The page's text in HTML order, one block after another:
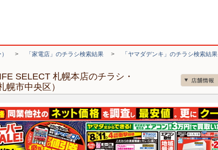
> 「家電店」のチラシ検索結果 > 「ヤマダデンキ」のチラシ検索結果
SELECT 札幌本店のチラシ・
幌市中央区）